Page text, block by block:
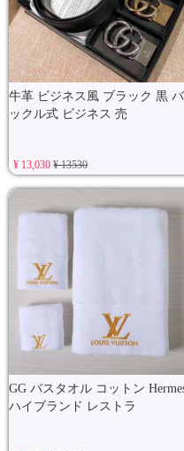
牛革 ビジネス風 ブラック 黒 バ
ックル式 ビジネス 売
¥ 13,030¥ 13530
GG バスタオル コットン
ハイブランド レストラ